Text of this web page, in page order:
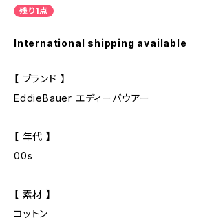
残り1点
International shipping available
【 ブランド 】
EddieBauer エディーバウアー
【 年代 】
00s
【 素材 】
コットン